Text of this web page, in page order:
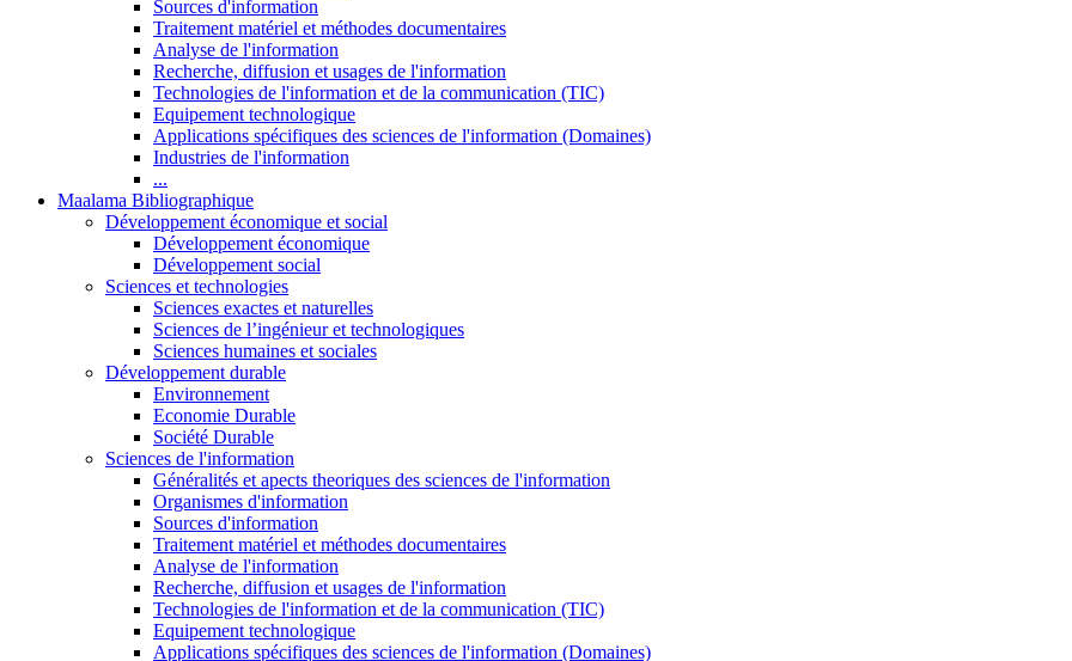
Sources d'information
Traitement matériel et méthodes documentaires
Analyse de l'information
Recherche, diffusion et usages de l'information
Technologies de l'information et de la communication (TIC)
Equipement technologique
Applications spécifiques des sciences de l'information (Domaines)
Industries de l'information
...
Maalama Bibliographique
Développement économique et social
Développement économique
Développement social
Sciences et technologies
Sciences exactes et naturelles
Sciences de l’ingénieur et technologiques
Sciences humaines et sociales
Développement durable
Environnement
Economie Durable
Société Durable
Sciences de l'information
Généralités et apects theoriques des sciences de l'information
Organismes d'information
Sources d'information
Traitement matériel et méthodes documentaires
Analyse de l'information
Recherche, diffusion et usages de l'information
Technologies de l'information et de la communication (TIC)
Equipement technologique
Applications spécifiques des sciences de l'information (Domaines)